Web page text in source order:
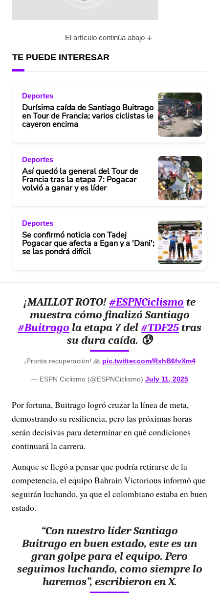
El artículo continúa abajo
TE PUEDE INTERESAR
Deportes
Durísima caída de Santiago Buitrago
en Tour de Francia; varios ciclistas le
cayeron encima
Deportes
Así quedó la general del Tour de
Francia tras la etapa 7: Pogacar
volvió a ganar y es líder
Deportes
Se confirmó noticia con Tadej
Pogacar que afecta a Egan y a 'Dani';
se las pondrá difícil
¡MAILLOT ROTO!#ESPNCiclismo te
muestra cómo finalizó Santiago
#Buitrago la etapa 7 del#TDF25tras
su dura caída. 😰
¡Pronta recuperación! 🙏 pic.twitter.com/RxhB6fvXm4
— ESPN Ciclismo (@ESPNCiclismo) July 11, 2025
Por fortuna, Buitrago logró cruzar la línea de meta,
demostrando su resiliencia, pero las próximas horas
serán decisivas para determinar en qué condiciones
continuará la carrera.
Aunque se llegó a pensar que podría retirarse de la
competencia, el equipo Bahrain Victorious informó que
seguirán luchando, ya que el colombiano estaba en buen
estado.
“Con nuestro líder Santiago
Buitrago en buen estado, este es un
gran golpe para el equipo. Pero
seguimos luchando, como siempre lo
haremos”, escribieron en X.